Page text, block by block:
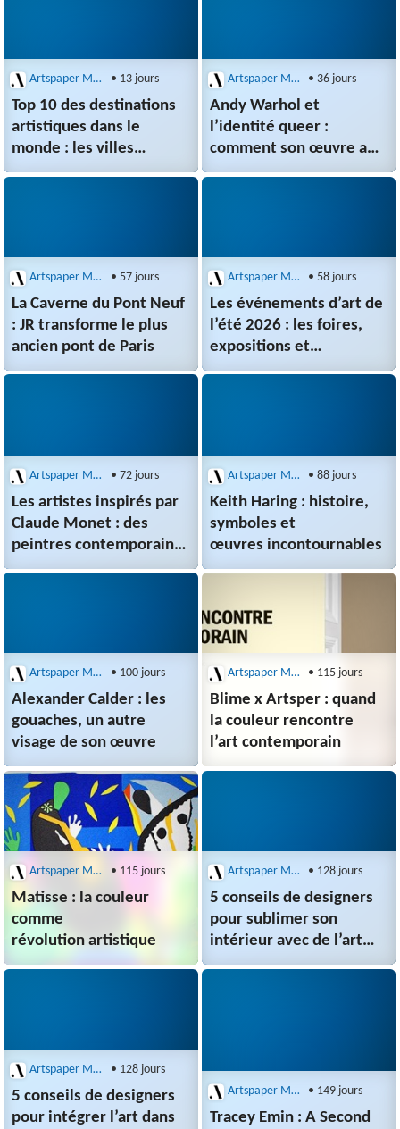
Artspaper Magazine • 13 jours
Top 10 des destinations
artistiques dans le
monde : les villes
incontournables pour
Artspaper Magazine • 36 jours
Andy Warhol et
l’identité queer :
comment son œuvre a
redéfini le pop art et
Artspaper Magazine • 57 jours
La Caverne du Pont Neuf
: JR transforme le plus
ancien pont de Paris
Artspaper Magazine • 58 jours
Les événements d’art de
l’été 2026 : les foires,
expositions et
festivals incontournables
Artspaper Magazine • 72 jours
Les artistes inspirés par
Claude Monet : des
peintres contemporains
à découvrir
Artspaper Magazine • 88 jours
Keith Haring : histoire,
symboles et
œuvres incontournables
Artspaper Magazine • 100 jours
Alexander Calder : les
gouaches, un autre
visage de son œuvre
Artspaper Magazine • 115 jours
Blime x Artsper : quand
la couleur rencontre
l’art contemporain
Artspaper Magazine • 115 jours
Matisse : la couleur
comme
révolution artistique
Artspaper Magazine • 128 jours
5 conseils de designers
pour sublimer son
intérieur avec de l’art
par Cecilia Furst
Artspaper Magazine • 128 jours
5 conseils de designers
pour intégrer l’art dans
Artspaper Magazine • 149 jours
Tracey Emin : A Second